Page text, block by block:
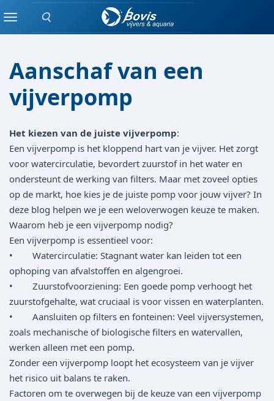
Zoeken
Menu
Aanschaf van een
vijverpomp
Het kiezen van de juiste vijverpomp:
Een vijverpomp is het kloppend hart van je vijver. Het zorgt
voor watercirculatie, bevordert zuurstof in het water en
ondersteunt de werking van filters. Maar met zoveel opties
op de markt, hoe kies je de juiste pomp voor jouw vijver? In
deze blog helpen we je een weloverwogen keuze te maken.
Waarom heb je een vijverpomp nodig?
Een vijverpomp is essentieel voor:
• Watercirculatie: Stagnant water kan leiden tot een
ophoping van afvalstoffen en algengroei.
• Zuurstofvoorziening: Een goede pomp verhoogt het
zuurstofgehalte, wat cruciaal is voor vissen en waterplanten.
• Aansluiten op filters en fonteinen: Veel vijversystemen,
zoals mechanische of biologische filters en watervallen,
werken alleen met een pomp.
Zonder een vijverpomp loopt het ecosysteem van je vijver
het risico uit balans te raken.
Factoren om te overwegen bij de keuze van een vijverpomp